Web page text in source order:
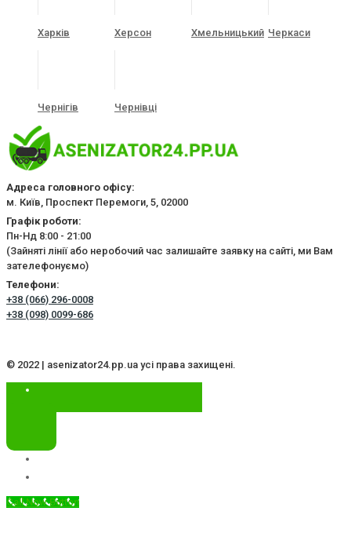
Харків Херсон Хмельницький Черкаси
Чернігів Чернівці
Адреса головного офісу:
м. Київ, Проспект Перемоги, 5, 02000
Графік роботи:
Пн-Нд 8:00 - 21:00
(Зайняті лінії або неробочий час залишайте заявку на сайті, ми Вам
зателефонуємо)
Телефони:
+38 (066) 296-0008
+38 (098) 0099-686
© 2022 | asenizator24.pp.ua усі права захищені.
Call Now Button